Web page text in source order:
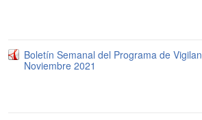
Boletín Semanal del Programa de
Noviembre 2021